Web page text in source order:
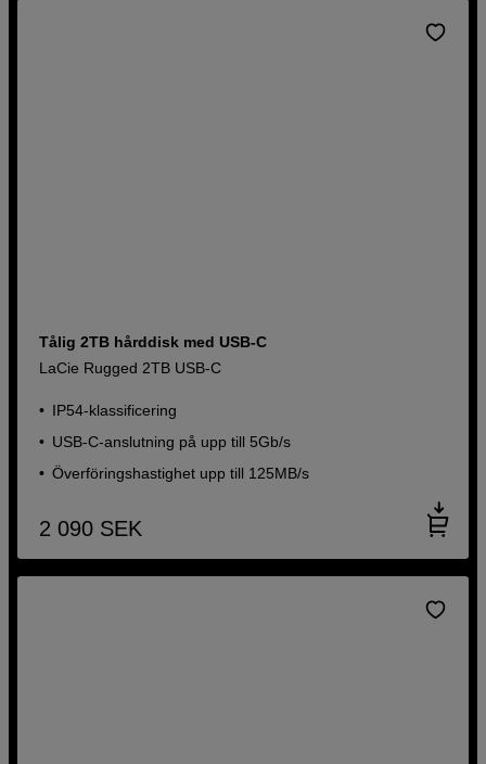
Tålig 2TB hårddisk med USB-C
LaCie Rugged 2TB USB-C
IP54-klassificering
USB-C-anslutning på upp till 5Gb/s
Överföringshastighet upp till 125MB/s
2 090 SEK